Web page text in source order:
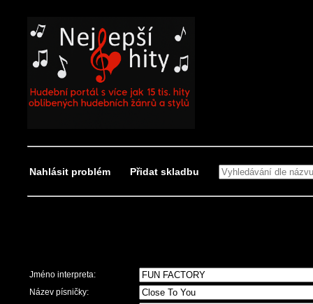
Nahlásit problém Přidat skladbu
Jméno interpreta:
Název písničky: